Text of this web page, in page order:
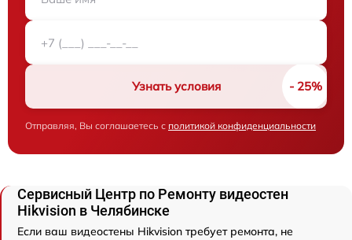
Узнать условия
Отправляя, Вы соглашаетесь с политикой конфиденциальности
Сервисный Центр по Ремонту видеостен
Hikvision в Челябинске
Если ваш видеостены Hikvision требует ремонта, не